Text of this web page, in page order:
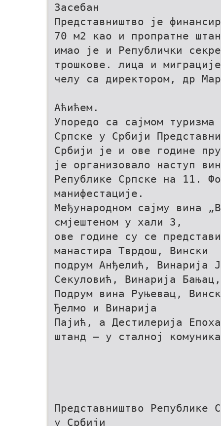
Засебан
Представништво је
70 м2 као и пропратне
имао је и Републички
трошкове. лица и
челу са директором, др
Аћићем.
Упоредо са сајмом туризма
Српске у Србији
Србији је и ове године
je организовало наступ
Републике Српске на 11.
манифестације.
Међународном сајму вина
смјештеном у хали 3,
ове године су се
манастира Тврдош, Вински
подрум Анђелић, Винарија
Секуловић, Винарија Бањац,
Подрум вина Руњевац,
Ђелмо и Винарија
Пајић, а Дестилерија
штанд – у сталној
Представништво Републике
у Србији